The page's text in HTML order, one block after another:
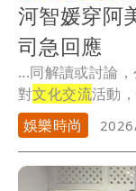
河智媛穿阿
司急回應
...同解讀或討論
對文化交流活動
活動...
娛樂時尚